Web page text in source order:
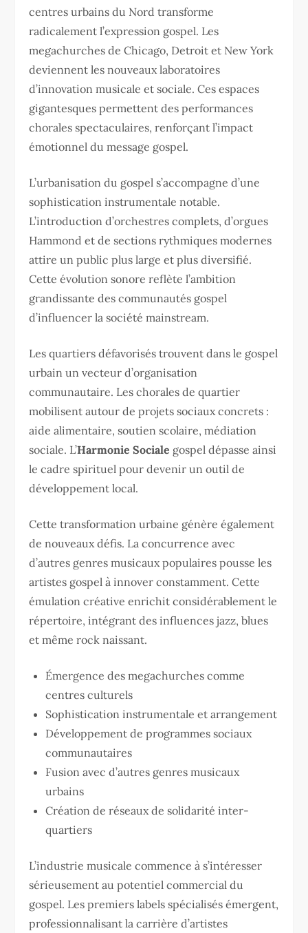
centres urbains du Nord transforme
radicalement l’expression gospel. Les
megachurches de Chicago, Detroit et New York
deviennent les nouveaux laboratoires
d’innovation musicale et sociale. Ces espaces
gigantesques permettent des performances
chorales spectaculaires, renforçant l’impact
émotionnel du message gospel.
L’urbanisation du gospel s’accompagne d’une
sophistication instrumentale notable.
L’introduction d’orchestres complets, d’orgues
Hammond et de sections rythmiques modernes
attire un public plus large et plus diversifié.
Cette évolution sonore reflète l’ambition
grandissante des communautés gospel
d’influencer la société mainstream.
Les quartiers défavorisés trouvent dans le gospel
urbain un vecteur d’organisation
communautaire. Les chorales de quartier
mobilisent autour de projets sociaux concrets :
aide alimentaire, soutien scolaire, médiation
sociale. L’Harmonie Sociale gospel dépasse ainsi
le cadre spirituel pour devenir un outil de
développement local.
Cette transformation urbaine génère également
de nouveaux défis. La concurrence avec
d’autres genres musicaux populaires pousse les
artistes gospel à innover constamment. Cette
émulation créative enrichit considérablement le
répertoire, intégrant des influences jazz, blues
et même rock naissant.
Émergence des megachurches comme
centres culturels
Sophistication instrumentale et arrangement
Développement de programmes sociaux
communautaires
Fusion avec d’autres genres musicaux
urbains
Création de réseaux de solidarité inter-
quartiers
L’industrie musicale commence à s’intéresser
sérieusement au potentiel commercial du
gospel. Les premiers labels spécialisés émergent,
professionnalisant la carrière d’artistes